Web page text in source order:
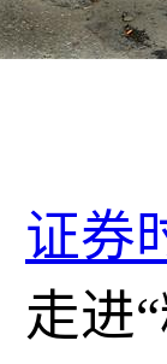
证券
走进